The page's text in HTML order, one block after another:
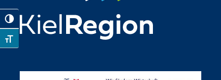
Toggle High Contrast
Toggle Font size